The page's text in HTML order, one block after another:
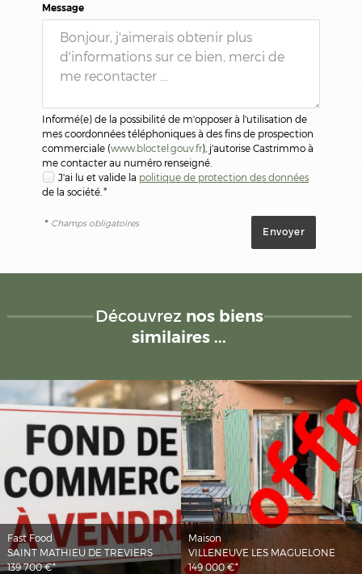
Message
Informé(e) de la possibilité de m'opposer à l'utilisation de
mes coordonnées téléphoniques à des fins de prospection
commerciale (www.bloctel.gouv.fr), j'autorise Castrimmo à
me contacter au numéro renseigné.
J'ai lu et valide la politique de protection des données
de la société. *
* Champs obligatoires
Découvrez nos biens
similaires ...
Fast Food
SAINT MATHIEU DE TREVIERS
139 700 €*
Maison
VILLENEUVE LES MAGUELONE
149 000 €*